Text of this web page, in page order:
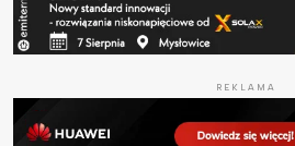
REKLAMA